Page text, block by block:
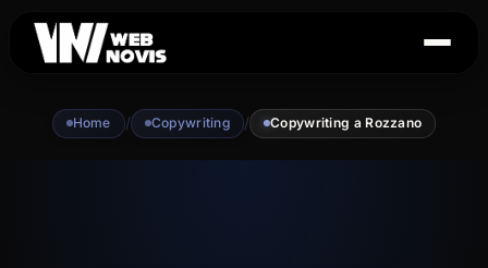
Home / Copywriting / Copywriting a Rozzano